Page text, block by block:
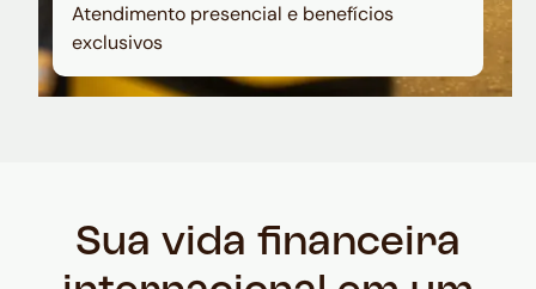
Atendimento presencial e benefícios
exclusivos
Sua vida financeira